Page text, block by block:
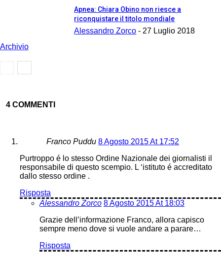
Archivio
Apnea: Chiara Obino non riesce a
riconquistare il titolo mondiale
Alessandro Zorco - 27 Luglio 2018
4 COMMENTI
Franco Puddu 8 Agosto 2015 At 17:52
Purtroppo é lo stesso Ordine Nazionale dei giornalisti il
responsabile di questo scempio. L ‘istituto é accreditato
dallo stesso ordine .
Risposta
Alessandro Zorco 8 Agosto 2015 At 18:03
Grazie dell’informazione Franco, allora capisco
sempre meno dove si vuole andare a parare…
Risposta